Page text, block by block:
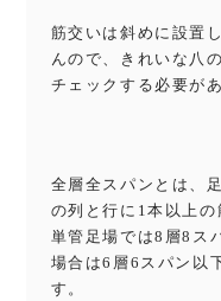
筋交いは斜めに設置
んので、きれいな八
チェックする必要が
全層全スパンとは、
の列と行に1本以上の
単管足場では8層8ス
場合は6層6スパン以
す。